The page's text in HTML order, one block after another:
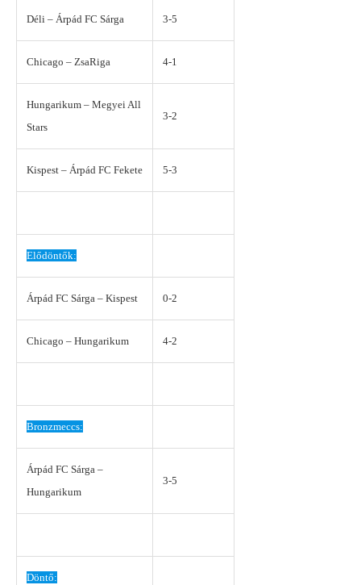
Déli – Árpád FC Sárga 3-5
Chicago – ZsaRiga 4-1
Hungarikum – Megyei All
Stars
3-2
Kispest – Árpád FC Fekete 5-3
Elődöntők:
Árpád FC Sárga – Kispest 0-2
Chicago – Hungarikum 4-2
Bronzmeccs:
Árpád FC Sárga –
Hungarikum
3-5
Döntő: